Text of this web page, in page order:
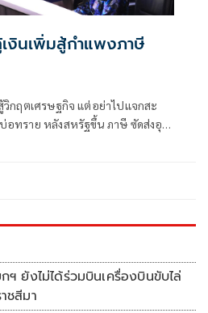
นเพิ่มสู้กำแพงภาษี
กฤตเศรษฐกิจ แต่อย่าไปแจกสะ
อทราย หลังสหรัฐขึ้น ภาษี ซัดส่งอุ
ฯ ยังไม่ได้ร่วมบินเครื่องบินขับไล่
ชสีมา